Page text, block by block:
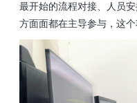
最开始的流程对接、人员
方面面都在主导参与，这个